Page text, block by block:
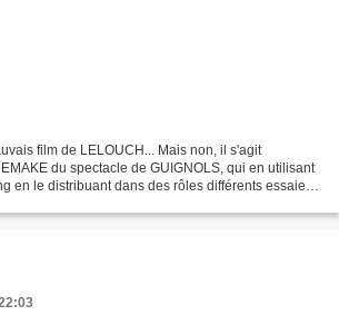
film de LELOUCH... Mais non, il s'agit
du spectacle de GUIGNOLS, qui en utilisant
en le distribuant dans des rôles différents essaie